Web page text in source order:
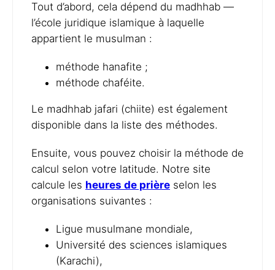
Tout d’abord, cela dépend du madhhab —
l’école juridique islamique à laquelle
appartient le musulman :
méthode hanafite ;
méthode chaféite.
Le madhhab jafari (chiite) est également
disponible dans la liste des méthodes.
Ensuite, vous pouvez choisir la méthode de
calcul selon votre latitude. Notre site
calcule les heures de prière selon les
organisations suivantes :
Ligue musulmane mondiale,
Université des sciences islamiques
(Karachi),